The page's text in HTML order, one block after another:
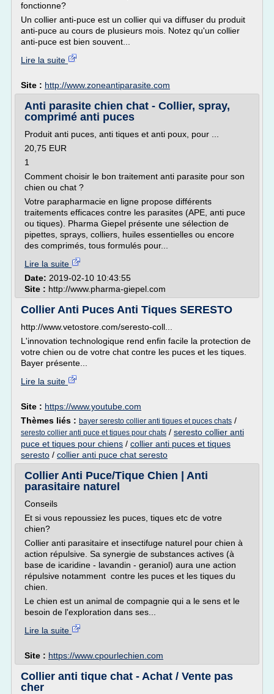
fonctionne?
Un collier anti-puce est un collier qui va diffuser du produit
anti-puce au cours de plusieurs mois. Notez qu'un collier
anti-puce est bien souvent...
Lire la suite
Site : http://www.zoneantiparasite.com
Anti parasite chien chat - Collier, spray,
comprimé anti puces
Produit anti puces, anti tiques et anti poux, pour ...
20,75 EUR
1
Comment choisir le bon traitement anti parasite pour son
chien ou chat ?
Votre parapharmacie en ligne propose différents
traitements efficaces contre les parasites (APE, anti puce
ou tiques). Pharma Giepel présente une sélection de
pipettes, sprays, colliers, huiles essentielles ou encore
des comprimés, tous formulés pour...
Lire la suite
Date: 2019-02-10 10:43:55
Site : http://www.pharma-giepel.com
Collier Anti Puces Anti Tiques SERESTO
http://www.vetostore.com/seresto-coll...
L'innovation technologique rend enfin facile la protection de
votre chien ou de votre chat contre les puces et les tiques.
Bayer présente...
Lire la suite
Site : https://www.youtube.com
Thèmes liés : bayer seresto collier anti tiques et puces chats /
seresto collier anti puce et tiques pour chats / seresto collier anti
puce et tiques pour chiens / collier anti puces et tiques
seresto / collier anti puce chat seresto
Collier Anti Puce/Tique Chien | Anti
parasitaire naturel
Conseils
Et si vous repoussiez les puces, tiques etc de votre
chien?
Collier anti parasitaire et insectifuge naturel pour chien à
action répulsive. Sa synergie de substances actives (à
base de icaridine - lavandin - geraniol) aura une action
répulsive notamment contre les puces et les tiques du
chien.
Le chien est un animal de compagnie qui a le sens et le
besoin de l'exploration dans ses...
Lire la suite
Site : https://www.cpourlechien.com
Collier anti tique chat - Achat / Vente pas
cher